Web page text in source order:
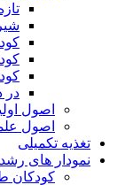
شیر
کودکان
در
اصول
اصول
تغذیه تکمیلی
نمودار های رشد
کودکان